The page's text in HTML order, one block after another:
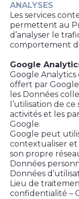
ANALYSES
Les services
permettent au
d’analyser le
comportement
Google
Google Analytics
offert par Google
les Données
l’utilisation de
activités et les
Google.
Google peut
contextualiser et
son propre
Données
Données
Lieu de
confidentialité –